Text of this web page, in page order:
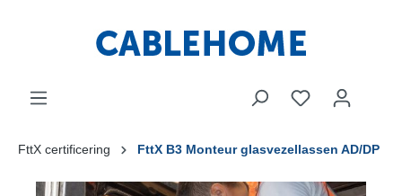
FttX certificering FttX B3 Monteur glasvezellassen AD/DP